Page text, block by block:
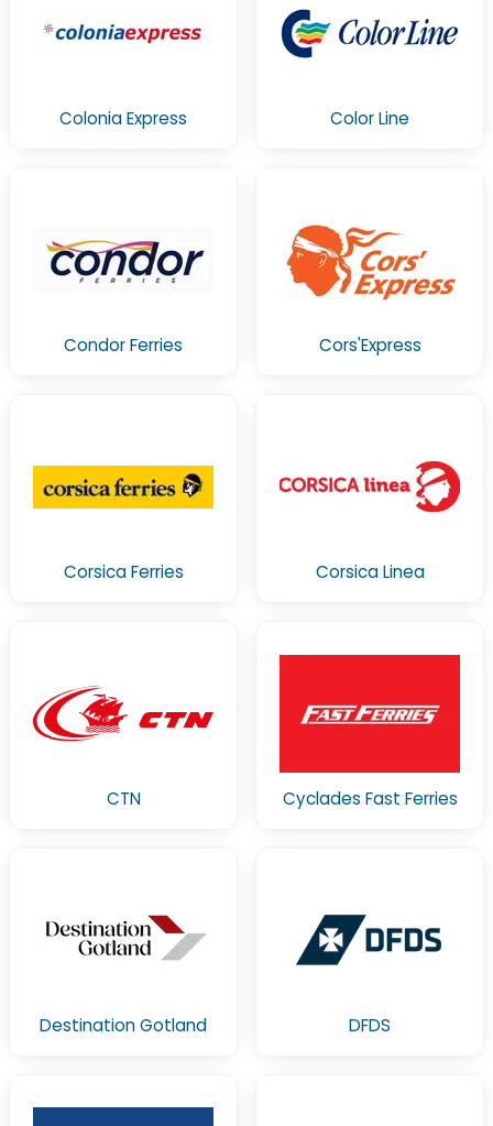
Colonia Express Color Line
Condor Ferries Cors'Express
Corsica Ferries Corsica Linea
CTN Cyclades Fast Ferries
Destination Gotland DFDS